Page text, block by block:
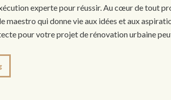
experte pour réussir. Au cœur de tout
maestro qui donne vie aux idées et aux
pour votre projet de rénovation urbaine